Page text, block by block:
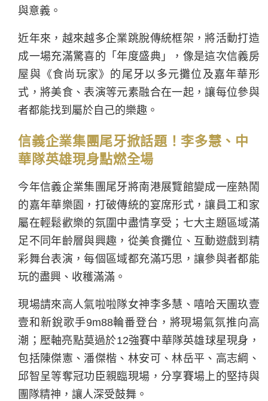
與意義。
近年來，越來越多企業跳脫傳統框架，將活動打造
成一場充滿驚喜的「年度盛典」，像是這次信義房
屋與《食尚玩家》的尾牙以多元攤位及嘉年華形
式，將美食、表演等元素融合在一起，讓每位參與
者都能找到屬於自己的樂趣。
信義企業集團尾牙掀話題！李多慧、中
華隊英雄現身點燃全場
今年信義企業集團尾牙將南港展覽館變成一座熱鬧
的嘉年華樂園，打破傳統的宴席形式，讓員工和家
屬在輕鬆歡樂的氛圍中盡情享受；七大主題區域滿
足不同年齡層與興趣，從美食攤位、互動遊戲到精
彩舞台表演，每個區域都充滿巧思，讓參與者都能
玩的盡興、收穫滿滿。
現場請來高人氣啦啦隊女神李多慧、嘻哈天團玖壹
壹和新銳歌手9m88輪番登台，將現場氣氛推向高
潮；壓軸亮點莫過於12強賽中華隊英雄球星現身，
包括陳傑憲、潘傑楷、林安可、林岳平、高志綱、
邱智呈等奪冠功臣親臨現場，分享賽場上的堅持與
團隊精神，讓人深受鼓舞。